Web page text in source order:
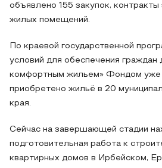
объявлено 155 закупок,
жилых помещений.
По краевой государственной
условий для обеспечения граждан
комфортным жильем» Фондом уже
приобретено жильё в 20
края.
Сейчас на завершающей стадии
подготовительная работа к
квартирных домов в Ирбейском,